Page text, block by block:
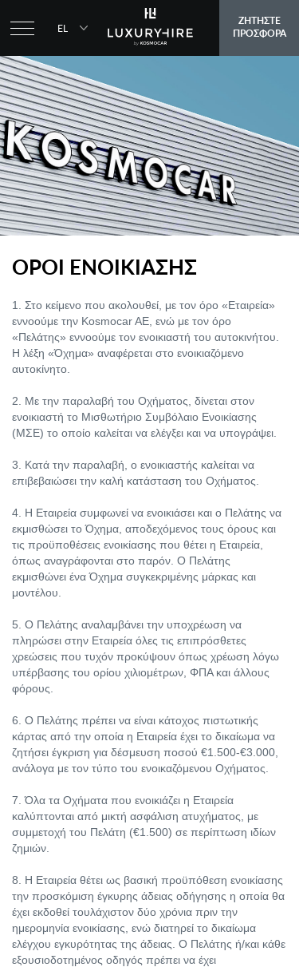
ΑΡΧΙΚΗ ΣΕΛΙΔΑ
ΣΤΟΛΟΣ
AUDI
BENTLEYVOLKSWAGEN
ΣΧΕΤΙΚΑ ΜΕ ΕΜΑΣ
ΕΠΙΚΟΙΝΩΝΙΑ
Λ.Κηφισίας 342
Τηλ: 210-6179743
luxuryhire@kosmocar.gr
ΖΗΤΗΣΤΕ
ΠΡΟΣΦΟΡΑ
EL
ΟΡΟΙ ΕΝΟΙΚΙΑΣΗΣ
1. Στο κείμενο που ακολουθεί, με τον όρο «Εταιρεία»
εννοούμε την Kosmocar AE, ενώ με τον όρο
«Πελάτης» εννοούμε τον ενοικιαστή του αυτοκινήτου.
Η λέξη «Όχημα» αναφέρεται στο ενοικιαζόμενο
αυτοκίνητο.
2. Με την παραλαβή του Οχήματος, δίνεται στον
ενοικιαστή το Μισθωτήριο Συμβόλαιο Ενοικίασης
(ΜΣΕ) το οποίο καλείται να ελέγξει και να υπογράψει.
3. Κατά την παραλαβή, ο ενοικιαστής καλείται να
επιβεβαιώσει την καλή κατάσταση του Οχήματος.
4. Η Εταιρεία συμφωνεί να ενοικιάσει και ο Πελάτης να
εκμισθώσει το Όχημα, αποδεχόμενος τους όρους και
τις προϋποθέσεις ενοικίασης που θέτει η Εταιρεία,
όπως αναγράφονται στο παρόν. Ο Πελάτης
εκμισθώνει ένα Όχημα συγκεκριμένης μάρκας και
μοντέλου.
5. Ο Πελάτης αναλαμβάνει την υποχρέωση να
πληρώσει στην Εταιρεία όλες τις επιπρόσθετες
χρεώσεις που τυχόν προκύψουν όπως χρέωση λόγω
υπέρβασης του ορίου χιλιομέτρων, ΦΠΑ και άλλους
φόρους.
6. Ο Πελάτης πρέπει να είναι κάτοχος πιστωτικής
κάρτας από την οποία η Εταιρεία έχει το δικαίωμα να
ζητήσει έγκριση για δέσμευση ποσού €1.500-€3.000,
ανάλογα με τον τύπο του ενοικαζόμενου Οχήματος.
7. Όλα τα Οχήματα που ενοικιάζει η Εταιρεία
καλύπτονται από μικτή ασφάλιση ατυχήματος, με
συμμετοχή του Πελάτη (€1.500) σε περίπτωση ιδίων
ζημιών.
8. Η Εταιρεία θέτει ως βασική προϋπόθεση ενοικίασης
την προσκόμιση έγκυρης άδειας οδήγησης η οποία θα
έχει εκδοθεί τουλάχιστον δύο χρόνια πριν την
ημερομηνία ενοικίασης, ενώ διατηρεί το δικαίωμα
ελέγχου εγκυρότητας της άδειας. Ο Πελάτης ή/και κάθε
εξουσιοδοτημένος οδηγός πρέπει να έχει